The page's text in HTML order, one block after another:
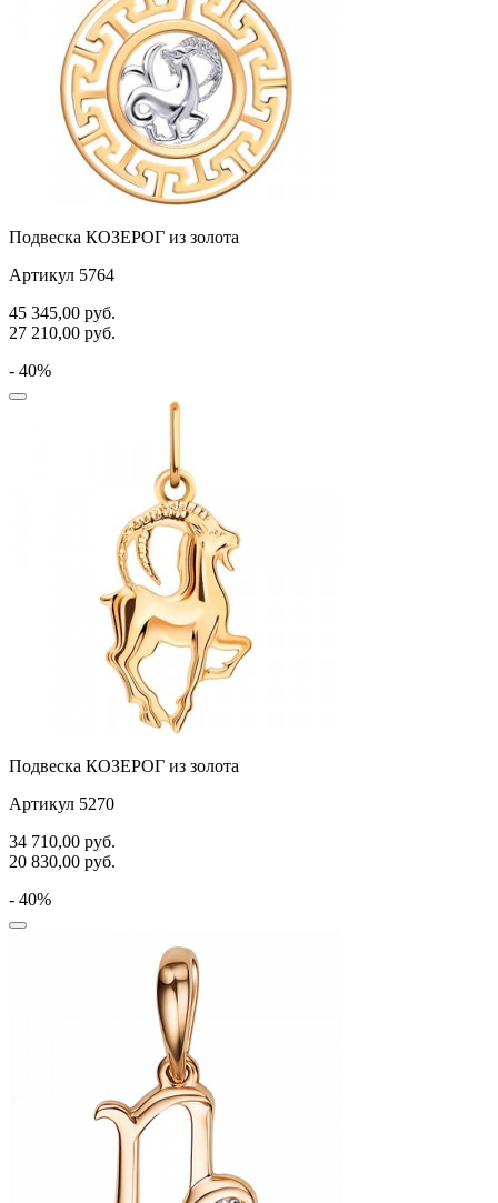
Подвеска КОЗЕРОГ из золота
Артикул 5764
45 345,00 руб.
27 210,00 руб.
- 40%
Подвеска КОЗЕРОГ из золота
Артикул 5270
34 710,00 руб.
20 830,00 руб.
- 40%